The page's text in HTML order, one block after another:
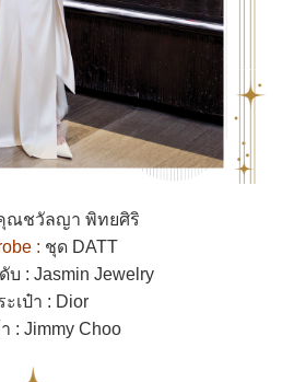
ณชวัลญา พิทยศิริ
: ชุด DATT
บ : Jasmin Jewelry
ะเป๋า : Dior
: Jimmy Choo